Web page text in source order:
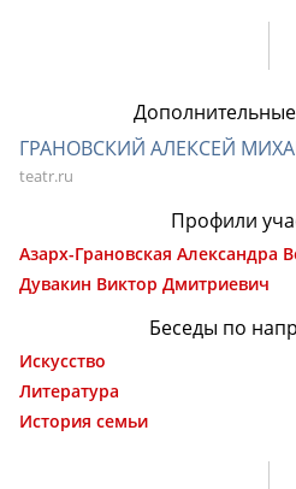
ГРАНОВСКИЙ АЛЕКСЕЙ
teatr.ru
Профили
Азарх-Грановская Александра
Дувакин Виктор Дмитриевич
Беседы по
Искусство
Литература
История семьи